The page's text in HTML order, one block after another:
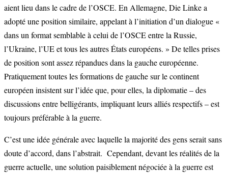
aient lieu dans le cadre de l’OSCE. En Allemagne, Die Linke a
adopté une position similaire, appelant à l’initiation d’un dialogue «
dans un format semblable à celui de l’OSCE entre la Russie,
l’Ukraine, l’UE et tous les autres États européens. » De telles prises
de position sont assez répandues dans la gauche européenne.
Pratiquement toutes les formations de gauche sur le continent
européen insistent sur l’idée que, pour elles, la diplomatie – des
discussions entre belligérants, impliquant leurs alliés respectifs – est
toujours préférable à la guerre.
C’est une idée générale avec laquelle la majorité des gens serait sans
doute d’accord, dans l’abstrait. Cependant, devant les réalités de la
guerre actuelle, une solution paisiblement négociée à la guerre est